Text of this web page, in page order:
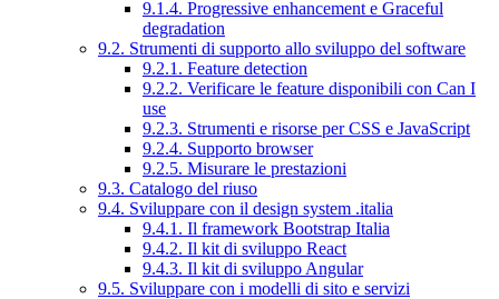
9.1.4. Progressive enhancement e Graceful
degradation
9.2. Strumenti di supporto allo sviluppo del software
9.2.1. Feature detection
9.2.2. Verificare le feature disponibili con Can I
use
9.2.3. Strumenti e risorse per CSS e JavaScript
9.2.4. Supporto browser
9.2.5. Misurare le prestazioni
9.3. Catalogo del riuso
9.4. Sviluppare con il design system .italia
9.4.1. Il framework Bootstrap Italia
9.4.2. Il kit di sviluppo React
9.4.3. Il kit di sviluppo Angular
9.5. Sviluppare con i modelli di sito e servizi